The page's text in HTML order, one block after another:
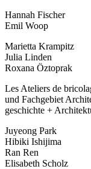
Hannah Fischer
Emil Woop
Marietta Krampitz
Julia Linden
Roxana Öztoprak
Les Ateliers de
und Fachgebiet
geschichte +
Juyeong Park
Hibiki Ishijima
Ran Ren
Elisabeth Scholz